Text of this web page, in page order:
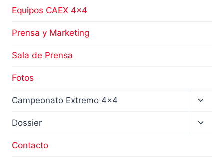
Equipos CAEX 4×4
Prensa y Marketing
Sala de Prensa
Fotos
Campeonato Extremo 4×4
hijo
Dossier
Contacto